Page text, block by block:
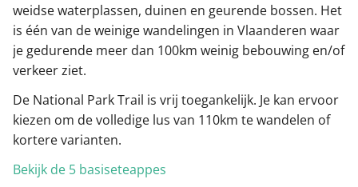
weidse waterplassen, duinen en geurende bossen. Het
is één van de weinige wandelingen in Vlaanderen waar
je gedurende meer dan 100km weinig bebouwing en/of
verkeer ziet.
De National Park Trail is vrij toegankelijk. Je kan ervoor
kiezen om de volledige lus van 110km te wandelen of
kortere varianten.
Bekijk de 5 basiseteappes